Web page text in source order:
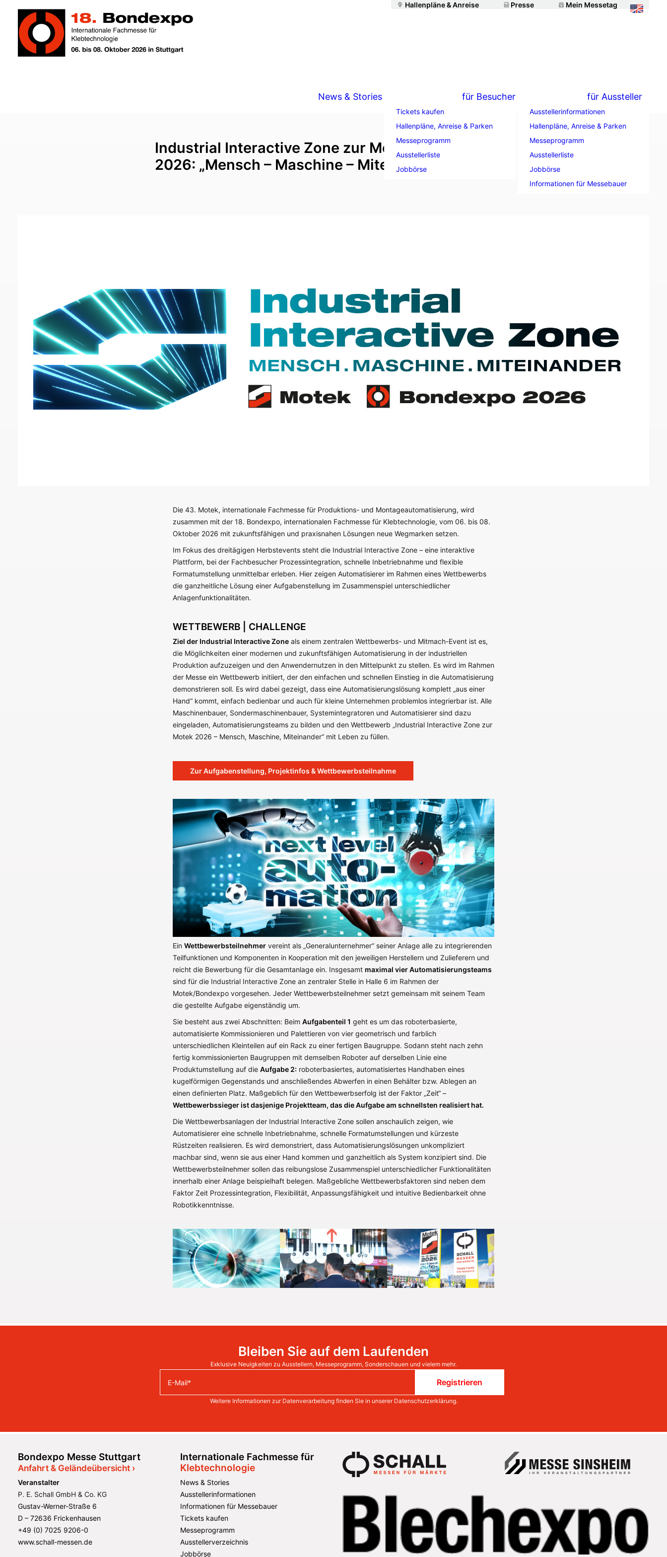
Hallenpläne & Anreise Presse Mein Messetag
News & Stories für Besucher
Tickets kaufen
Hallenpläne, Anreise & Parken
Messeprogramm
Ausstellerliste
Jobbörse
für Aussteller
Ausstellerinformationen
Hallenpläne, Anreise & Parken
Messeprogramm
Ausstellerliste
Jobbörse
Informationen für Messebauer
Industrial Interactive Zone zur Motek/Bondexpo
2026: „Mensch – Maschine – Miteinander“
Die 43. Motek, internationale Fachmesse für Produktions- und Montageautomatisierung, wird
zusammen mit der 18. Bondexpo, internationalen Fachmesse für Klebtechnologie, vom 06. bis 08.
Oktober 2026 mit zukunftsfähigen und praxisnahen Lösungen neue Wegmarken setzen.
Im Fokus des dreitägigen Herbstevents steht die Industrial Interactive Zone – eine interaktive
Plattform, bei der Fachbesucher Prozessintegration, schnelle Inbetriebnahme und flexible
Formatumstellung unmittelbar erleben. Hier zeigen Automatisierer im Rahmen eines Wettbewerbs
die ganzheitliche Lösung einer Aufgabenstellung im Zusammenspiel unterschiedlicher
Anlagenfunktionalitäten.
WETTBEWERB | CHALLENGE
Ziel der Industrial Interactive Zone als einem zentralen Wettbewerbs- und Mitmach-Event ist es,
die Möglichkeiten einer modernen und zukunftsfähigen Automatisierung in der industriellen
Produktion aufzuzeigen und den Anwendernutzen in den Mittelpunkt zu stellen. Es wird im Rahmen
der Messe ein Wettbewerb initiiert, der den einfachen und schnellen Einstieg in die Automatisierung
demonstrieren soll. Es wird dabei gezeigt, dass eine Automatisierungslösung komplett „aus einer
Hand“ kommt, einfach bedienbar und auch für kleine Unternehmen problemlos integrierbar ist. Alle
Maschinenbauer, Sondermaschinenbauer, Systemintegratoren und Automatisierer sind dazu
eingeladen, Automatisierungsteams zu bilden und den Wettbewerb „Industrial Interactive Zone zur
Motek 2026 – Mensch, Maschine, Miteinander“ mit Leben zu füllen.
Zur Aufgabenstellung, Projektinfos & Wettbewerbsteilnahme
Ein Wettbewerbsteilnehmer vereint als „Generalunternehmer“ seiner Anlage alle zu integrierenden
Teilfunktionen und Komponenten in Kooperation mit den jeweiligen Herstellern und Zulieferern und
reicht die Bewerbung für die Gesamtanlage ein. Insgesamt maximal vier Automatisierungsteams
sind für die Industrial Interactive Zone an zentraler Stelle in Halle 6 im Rahmen der
Motek/Bondexpo vorgesehen. Jeder Wettbewerbsteilnehmer setzt gemeinsam mit seinem Team
die gestellte Aufgabe eigenständig um.
Sie besteht aus zwei Abschnitten: Beim Aufgabenteil 1 geht es um das roboterbasierte,
automatisierte Kommissionieren und Palettieren von vier geometrisch und farblich
unterschiedlichen Kleinteilen auf ein Rack zu einer fertigen Baugruppe. Sodann steht nach zehn
fertig kommissionierten Baugruppen mit demselben Roboter auf derselben Linie eine
Produktumstellung auf die Aufgabe 2: roboterbasiertes, automatisiertes Handhaben eines
kugelförmigen Gegenstands und anschließendes Abwerfen in einen Behälter bzw. Ablegen an
einen definierten Platz. Maßgeblich für den Wettbewerbserfolg ist der Faktor „Zeit“ –
Wettbewerbssieger ist dasjenige Projektteam, das die Aufgabe am schnellsten realisiert hat.
Die Wettbewerbsanlagen der Industrial Interactive Zone sollen anschaulich zeigen, wie
Automatisierer eine schnelle Inbetriebnahme, schnelle Formatumstellungen und kürzeste
Rüstzeiten realisieren. Es wird demonstriert, dass Automatisierungslösungen unkompliziert
machbar sind, wenn sie aus einer Hand kommen und ganzheitlich als System konzipiert sind. Die
Wettbewerbsteilnehmer sollen das reibungslose Zusammenspiel unterschiedlicher Funktionalitäten
innerhalb einer Anlage beispielhaft belegen. Maßgebliche Wettbewerbsfaktoren sind neben dem
Faktor Zeit Prozessintegration, Flexibilität, Anpassungsfähigkeit und intuitive Bedienbarkeit ohne
Robotikkenntnisse.
Bleiben Sie auf dem Laufenden
Exklusive Neuigkeiten zu Ausstellern, Messeprogramm, Sonderschauen und vielem mehr.
Registrieren
Weitere Informationen zur Datenverarbeitung finden Sie in unserer Datenschutzerklärung.
Bondexpo Messe Stuttgart
Anfahrt & Geländeübersicht ›
Veranstalter
P. E. Schall GmbH & Co. KG
Gustav-Werner-Straße 6
D – 72636 Frickenhausen
+49 (0) 7025 9206-0
www.schall-messen.de
Internationale Fachmesse für
Klebtechnologie
News & Stories
Ausstellerinformationen
Informationen für Messebauer
Tickets kaufen
Messeprogramm
Ausstellerverzeichnis
Jobbörse